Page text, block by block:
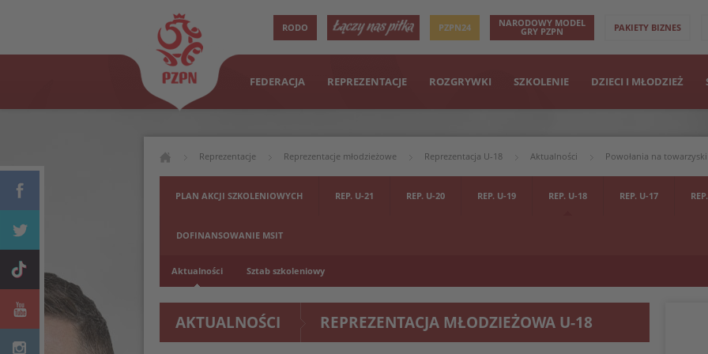
RODO PZPN24 NARODOWY MODEL
GRY PZPN PAKIETY BIZNES
FEDERACJA REPREZENTACJE ROZGRYWKI SZKOLENIE DZIECI I MŁODZIEŻ
Reprezentacje Reprezentacje młodzieżowe Reprezentacja U-18 Aktualności Powołania na
PLAN AKCJI SZKOLENIOWYCH REP. U-21 REP. U-20 REP. U-19 REP. U-18 REP. U-17
DOFINANSOWANIE MSIT
Aktualności Sztab szkoleniowy
AKTUALNOŚCI REPREZENTACJA MŁODZIEŻOWA U-18